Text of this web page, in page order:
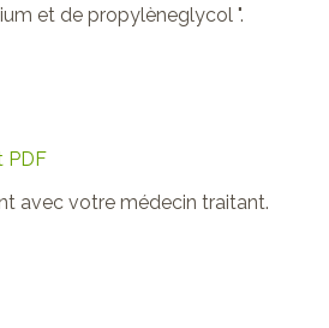
et de propylèneglycol ".
PDF
avec votre médecin traitant.